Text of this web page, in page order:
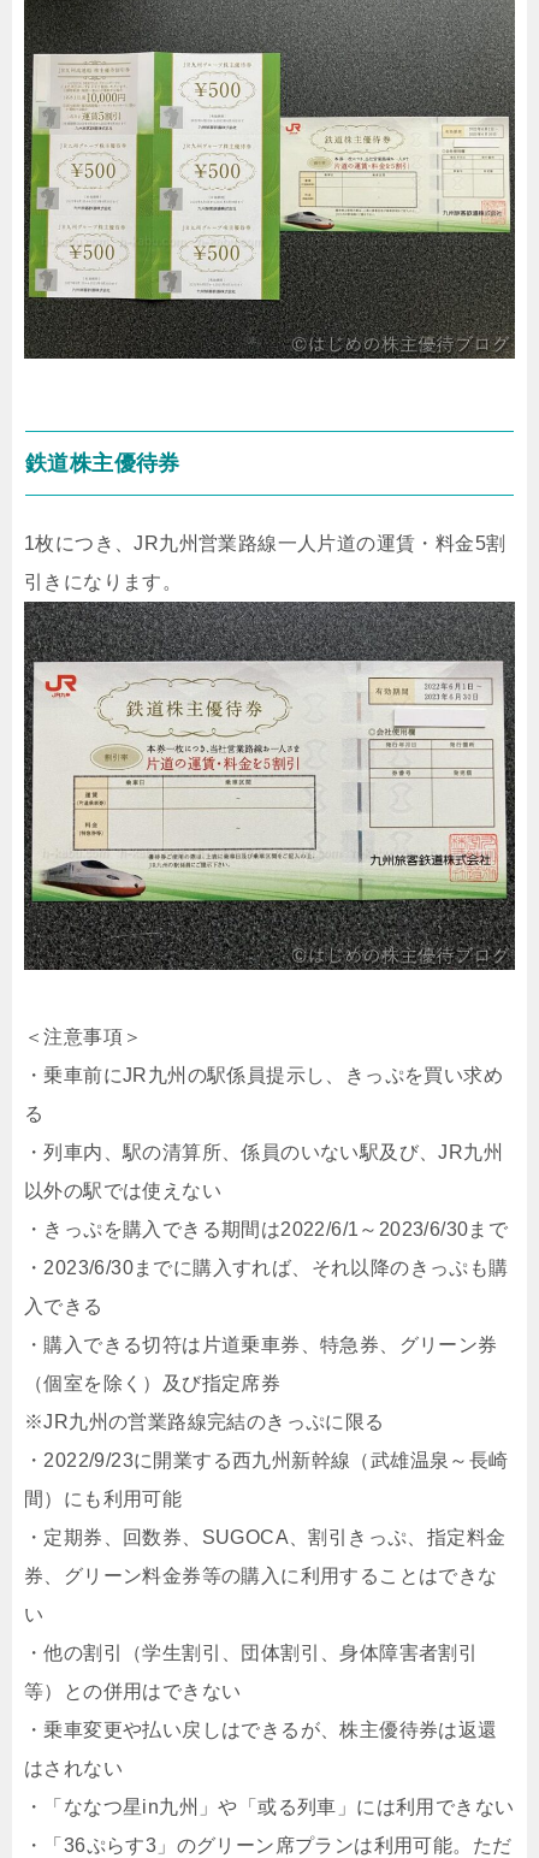
鉄道株主優待券
1枚につき、JR九州営業路線一人片道の運賃・料金5割
引きになります。
＜注意事項＞
・乗車前にJR九州の駅係員提示し、きっぷを買い求め
る
・列車内、駅の清算所、係員のいない駅及び、JR九州
以外の駅では使えない
・きっぷを購入できる期間は2022/6/1～2023/6/30まで
・2023/6/30までに購入すれば、それ以降のきっぷも購
入できる
・購入できる切符は片道乗車券、特急券、グリーン券
（個室を除く）及び指定席券
※JR九州の営業路線完結のきっぷに限る
・2022/9/23に開業する西九州新幹線（武雄温泉～長崎
間）にも利用可能
・定期券、回数券、SUGOCA、割引きっぷ、指定料金
券、グリーン料金券等の購入に利用することはできな
い
・他の割引（学生割引、団体割引、身体障害者割引
等）との併用はできない
・乗車変更や払い戻しはできるが、株主優待券は返還
はされない
・「ななつ星in九州」や「或る列車」には利用できない
・「36ぷらす3」のグリーン席プランは利用可能。ただ